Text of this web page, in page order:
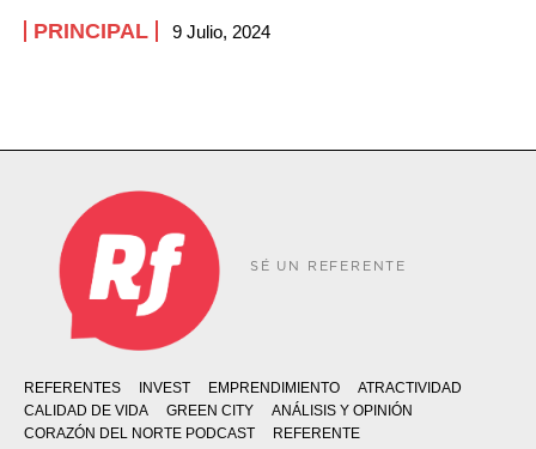
PRINCIPAL 9 Julio, 2024
SÉ UN REFERENTE
REFERENTES INVEST EMPRENDIMIENTO
ATRACTIVIDAD
CALIDAD DE VIDA
GREEN CITY
ANÁLISIS Y OPINIÓN
CORAZÓN DEL NORTE PODCAST
REFERENTE